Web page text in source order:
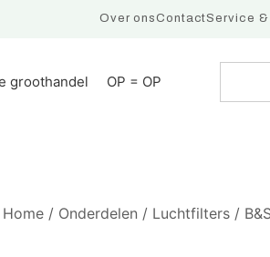
Over onsContactService
groothandel OP = OP
Home / Onderdelen / Luchtfilters /